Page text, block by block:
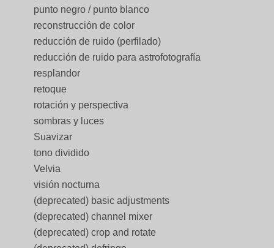
punto negro / punto blanco
reconstrucción de color
reducción de ruido (perfilado)
reducción de ruido para astrofotografía
resplandor
retoque
rotación y perspectiva
sombras y luces
Suavizar
tono dividido
Velvia
visión nocturna
(deprecated) basic adjustments
(deprecated) channel mixer
(deprecated) crop and rotate